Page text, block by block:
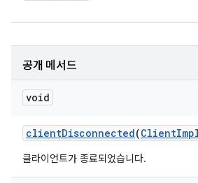
공개 메서드
void
clientDisconnected(Client
클라이언트가 종료되었습니다.